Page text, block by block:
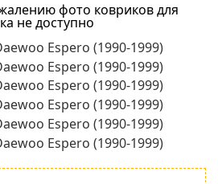
фото ковриков для
не доступно